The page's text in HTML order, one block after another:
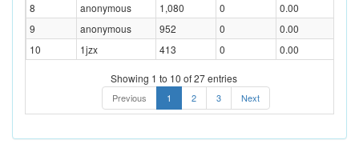
8
anonymous 1,080 0
0.00
9
anonymous 952 0
0.00
10
1jzx 413 0 0.00
Showing 1 to 10 of 27 entries
Previous 1 2 3 Next